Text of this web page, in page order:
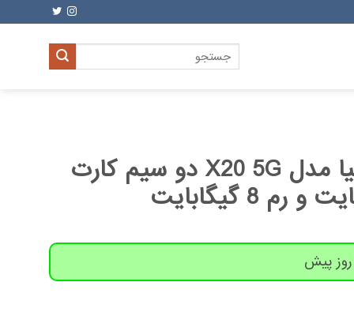
جستجو
برای:
گوشی موبایل نوکیا مدل X20 5G دو سیم کارت